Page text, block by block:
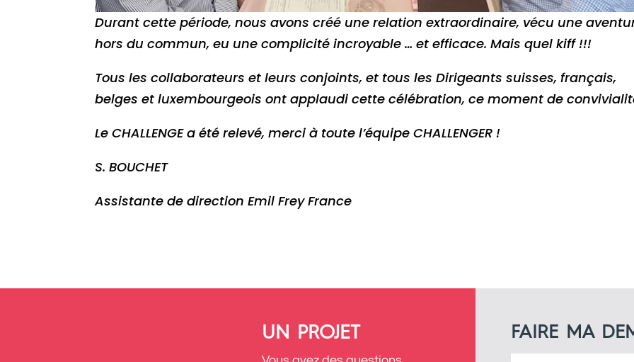
Durant cette période, nous avons créé une relation extraordinaire, vécu une
hors du commun, eu une complicité incroyable … et efficace. Mais quel kiff !!!
Tous les collaborateurs et leurs conjoints, et tous les Dirigeants suisses, français,
belges et luxembourgeois ont applaudi cette célébration, ce moment de
Le CHALLENGE a été relevé, merci à toute l’équipe CHALLENGER !
S. BOUCHET
Assistante de direction Emil Frey France
UN PROJET FAIRE MA